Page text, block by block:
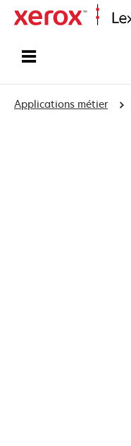
Applications métier